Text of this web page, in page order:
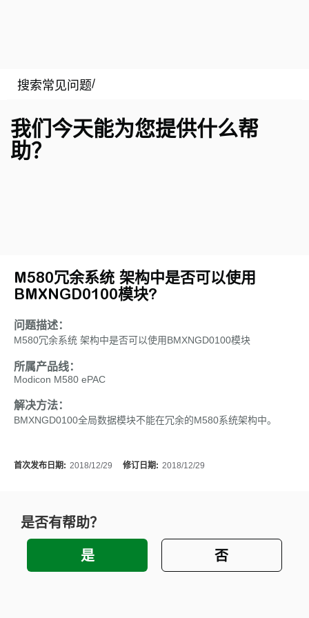
我们今天能为您提供什么帮
助？
M580冗余系统 架构中是否可以使用
BMXNGD0100模块?
问题描述：
M580冗余系统 架构中是否可以使用BMXNGD0100模块
所属产品线：
Modicon M580 ePAC
解决方法：
BMXNGD0100全局数据模块不能在冗余的M580系统架构中。
首次发布日期: 2018/12/29 修订日期: 2018/12/29
是否有帮助？